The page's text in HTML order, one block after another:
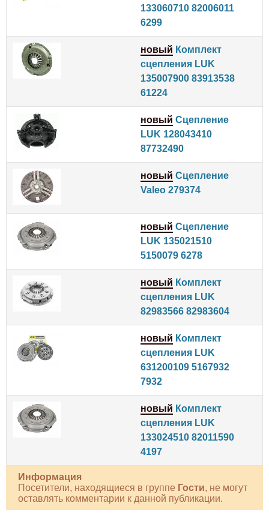
133060710 82006011
6299
новый Комплект
сцепления LUK
135007900 83913538
61224
новый Сцепление
LUK 128043410
87732490
новый Сцепление
Valeo 279374
новый Сцепление
LUK 135021510
5150079 6278
новый Комплект
сцепления LUK
82983566 82983604
новый Комплект
сцепления LUK
631200109 5167932
7932
новый Комплект
сцепления LUK
133024510 82011590
4197
Информация
Посетители, находящиеся в группе Гости, не могут
оставлять комментарии к данной публикации.